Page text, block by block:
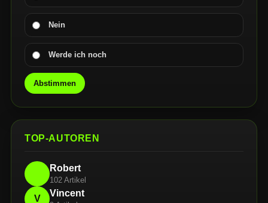
Nein
Werde ich noch
Abstimmen
TOP-AUTOREN
Robert
102 Artikel
V
Vincent